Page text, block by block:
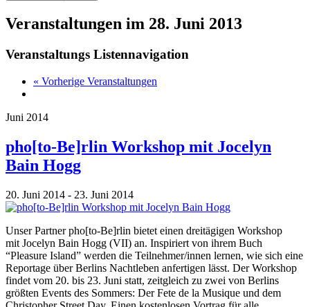
Veranstaltungen im 28. Juni 2013
Veranstaltungs Listennavigation
« Vorherige Veranstaltungen
Juni 2014
pho[to-Be]rlin Workshop mit Jocelyn
Bain Hogg
20. Juni 2014 - 23. Juni 2014
Unser Partner pho[to-Be]rlin bietet einen dreitägigen Workshop
mit Jocelyn Bain Hogg (VII) an. Inspiriert von ihrem Buch
“Pleasure Island” werden die Teilnehmer/innen lernen, wie sich eine
Reportage über Berlins Nachtleben anfertigen lässt. Der Workshop
findet vom 20. bis 23. Juni statt, zeitgleich zu zwei von Berlins
größten Events des Sommers: Der Fete de la Musique und dem